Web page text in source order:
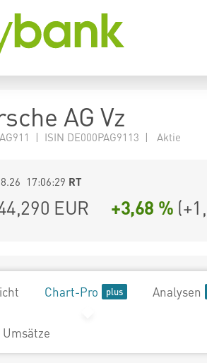
AG Vz
| ISIN DE000PAG9113 | Aktie
17:06:29 RT
EUR +3,68 % (
Chart-Pro Analysen